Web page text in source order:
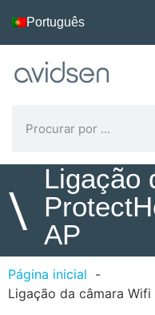
Português
\
Ligação
AP
Página inicial
Ligação da câmara